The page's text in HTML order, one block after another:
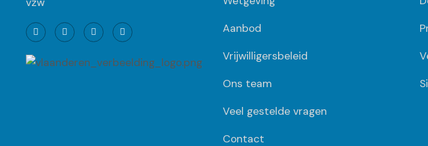
Aanbod
Vrijwilligersbeleid
Ons team
Veel gestelde vragen
Contact